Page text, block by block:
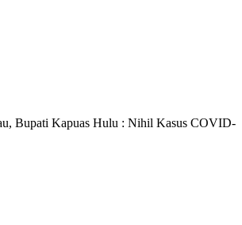
Bupati Kapuas Hulu : Nihil Kasus COVID-